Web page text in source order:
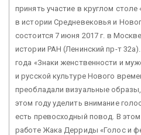
принять участие в круглом
в истории Средневековья и
состоится 7 июня 2017 г. в
истории РАН (Ленинский пр-т
года «Знаки женственности и
и русской культуре Нового
преобладали визуальные
этом году уделить внимание
есть превосходный повод. В этом
работе Жака Дерриды «Голос и